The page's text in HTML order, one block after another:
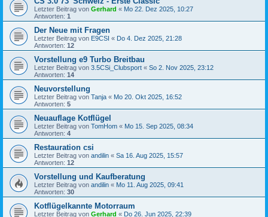
Letzter Beitrag von Gerhard « Mo 22. Dez 2025, 10:27
Antworten: 1
Der Neue mit Fragen
Letzter Beitrag von E9CSI « Do 4. Dez 2025, 21:28
Antworten: 12
Vorstellung e9 Turbo Breitbau
Letzter Beitrag von 3.5CSi_Clubsport « So 2. Nov 2025, 23:12
Antworten: 14
Neuvorstellung
Letzter Beitrag von Tanja « Mo 20. Okt 2025, 16:52
Antworten: 5
Neuauflage Kotflügel
Letzter Beitrag von TomHom « Mo 15. Sep 2025, 08:34
Antworten: 4
Restauration csi
Letzter Beitrag von andilin « Sa 16. Aug 2025, 15:57
Antworten: 12
Vorstellung und Kaufberatung
Letzter Beitrag von andilin « Mo 11. Aug 2025, 09:41
Antworten: 30
Kotflügelkannte Motorraum
Letzter Beitrag von Gerhard « Do 26. Jun 2025, 22:39